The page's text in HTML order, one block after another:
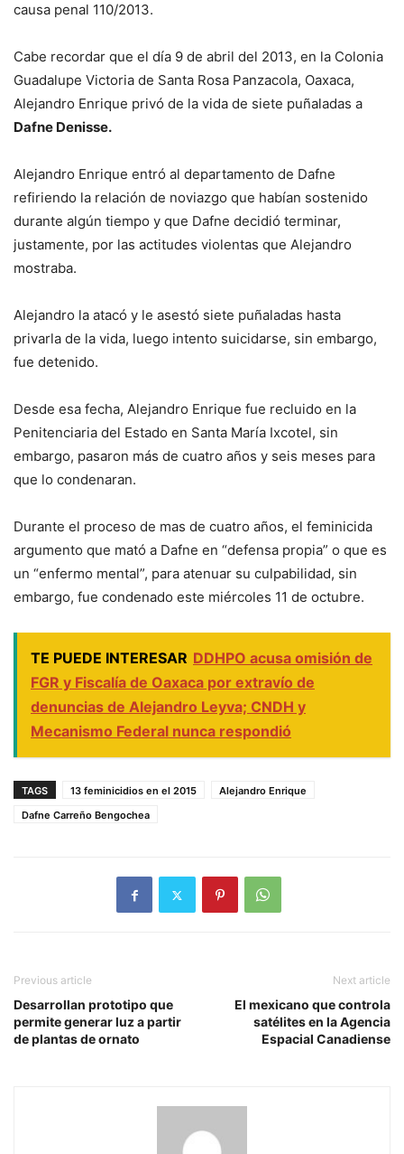
causa penal 110/2013.
Cabe recordar que el día 9 de abril del 2013, en la Colonia
Guadalupe Victoria de Santa Rosa Panzacola, Oaxaca,
Alejandro Enrique privó de la vida de siete puñaladas a
Dafne Denisse.
Alejandro Enrique entró al departamento de Dafne
refiriendo la relación de noviazgo que habían sostenido
durante algún tiempo y que Dafne decidió terminar,
justamente, por las actitudes violentas que Alejandro
mostraba.
Alejandro la atacó y le asestó siete puñaladas hasta
privarla de la vida, luego intento suicidarse, sin embargo,
fue detenido.
Desde esa fecha, Alejandro Enrique fue recluido en la
Penitenciaria del Estado en Santa María Ixcotel, sin
embargo, pasaron más de cuatro años y seis meses para
que lo condenaran.
Durante el proceso de mas de cuatro años, el feminicida
argumento que mató a Dafne en “defensa propia” o que es
un “enfermo mental”, para atenuar su culpabilidad, sin
embargo, fue condenado este miércoles 11 de octubre.
TE PUEDE INTERESAR DDHPO acusa omisión de
FGR y Fiscalía de Oaxaca por extravío de
denuncias de Alejandro Leyva; CNDH y
Mecanismo Federal nunca respondió
TAGS 13 feminicidios en el 2015
Alejandro Enrique
Dafne Carreño Bengochea
Previous article
Desarrollan prototipo que
permite generar luz a partir
de plantas de ornato
Next article
El mexicano que controla
satélites en la Agencia
Espacial Canadiense